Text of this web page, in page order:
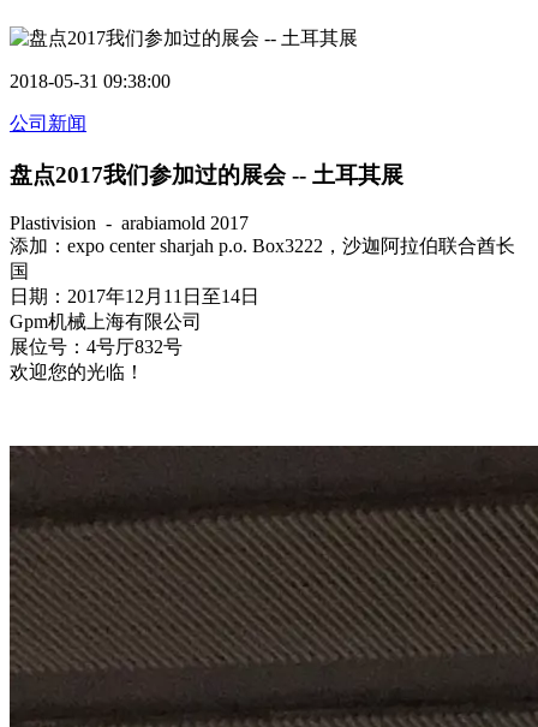
2018-05-31 09:38:00
公司新闻
盘点2017我们参加过的展会 -- 土耳其展
Plastivision - arabiamold 2017
添加：expo center sharjah p.o. Box3222，沙迦阿拉伯联合酋长
国
日期：2017年12月11日至14日
Gpm机械上海有限公司
展位号：4号厅832号
欢迎您的光临！